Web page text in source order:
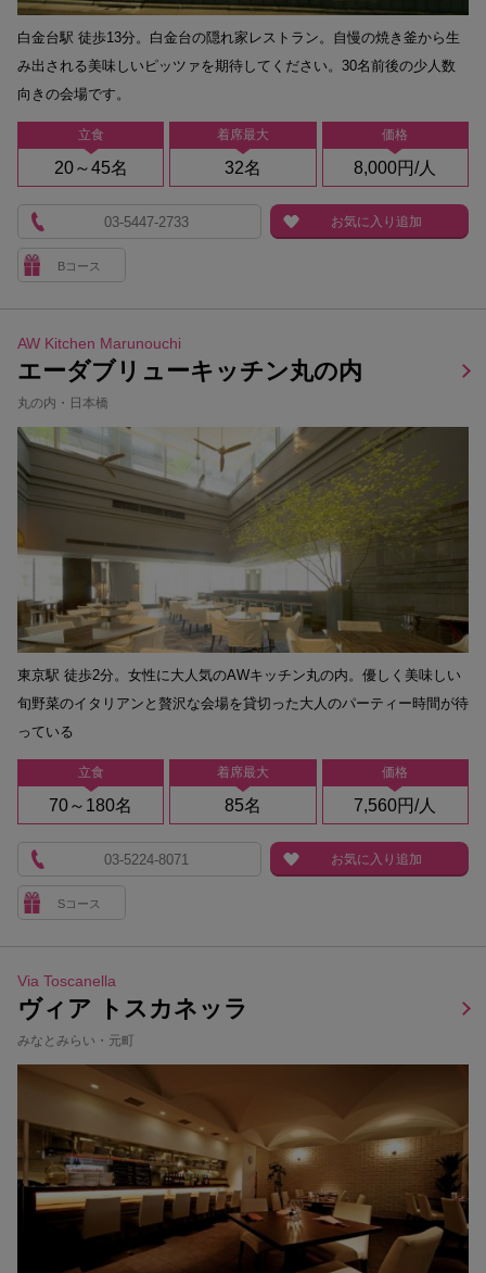
立食
20～45名
着席最大
32名
価格
8,000円/人
白金台駅 徒歩13分。白金台の隠れ家レストラン。自慢の焼き釜から生
み出される美味しいピッツァを期待してください。30名前後の少人数
向きの会場です。
Bコース
03-5447-2733 お気に入り追加
AW Kitchen Marunouchi
エーダブリューキッチン丸の内
丸の内・日本橋
立食
70～180名
着席最大
85名
価格
7,560円/人
東京駅 徒歩2分。女性に大人気のAWキッチン丸の内。優しく美味しい
旬野菜のイタリアンと贅沢な会場を貸切った大人のパーティー時間が待
っている
Sコース
03-5224-8071 お気に入り追加
Via Toscanella
ヴィア トスカネッラ
みなとみらい・元町